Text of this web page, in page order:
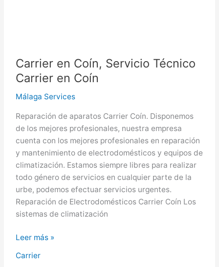
Carrier en Coín, Servicio Técnico
Carrier en Coín
Málaga Services
Reparación de aparatos Carrier Coín. Disponemos
de los mejores profesionales, nuestra empresa
cuenta con los mejores profesionales en reparación
y mantenimiento de electrodomésticos y equipos de
climatización. Estamos siempre libres para realizar
todo género de servicios en cualquier parte de la
urbe, podemos efectuar servicios urgentes.
Reparación de Electrodomésticos Carrier Coín Los
sistemas de climatización
Carrier
Coín,
Leer más »
Carrier